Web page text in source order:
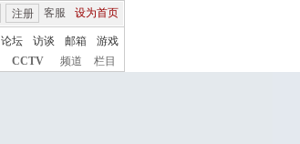
客服 设为首页
注册
论坛 访谈 邮箱
游戏
CCTV 频道 栏目